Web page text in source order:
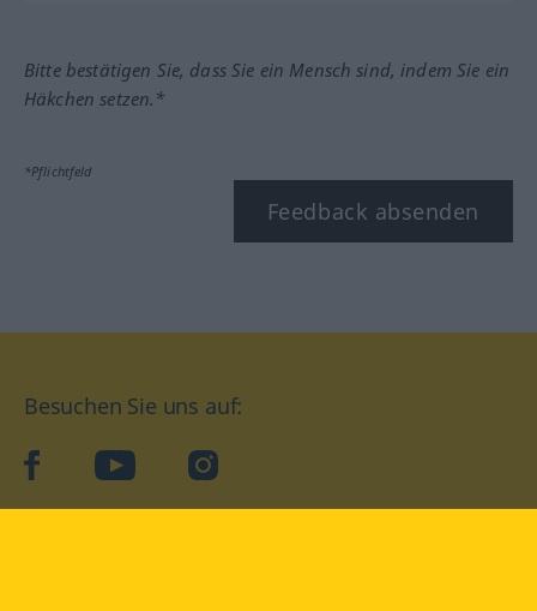
Bitte bestätigen Sie, dass Sie ein Mensch sind, indem Sie ein
Häkchen setzen.*
*Pflichtfeld
Feedback absenden
Besuchen Sie uns auf:
facebookYouTube Instagram